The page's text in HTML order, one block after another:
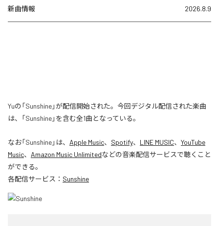
新曲情報 2026.8.9
Yuの「Sunshine」が配信開始された。今回デジタル配信された楽曲
は、「Sunshine」を含む全1曲となっている。
なお「Sunshine」は、 Apple Music、 Spotify、 LINE MUSIC、 YouTube
Music、 Amazon Music Unlimitedなどの音楽配信サービスで聴くこと
ができる。
各配信サービス： Sunshine